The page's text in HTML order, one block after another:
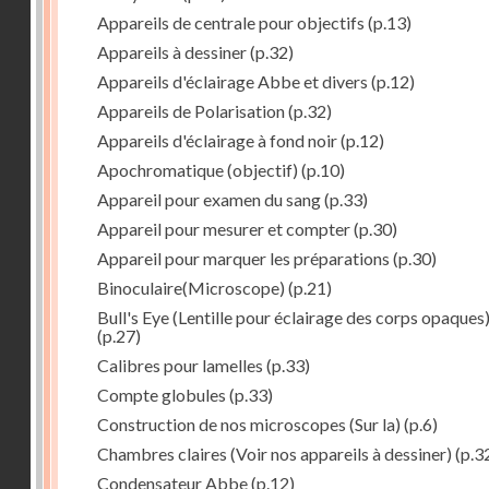
Appareils de centrale pour objectifs (p.13)
Appareils à dessiner(p.32)
Appareils d'éclairage Abbe et divers (p.12)
Appareils de Polarisation(p.32)
Appareils d'éclairage à fond noir(p.12)
Apochromatique (objectif) (p.10)
Appareil pour examen du sang(p.33)
Appareil pour mesurer et compter(p.30)
Appareil pour marquer les préparations (p.30)
Binoculaire(Microscope) (p.21)
Bull's Eye (Lentille pour éclairage des corps opaques)
(p.27)
Calibres pour lamelles (p.33)
Compte globules (p.33)
Construction de nos microscopes (Sur la) (p.6)
Chambres claires (Voir nos appareils à dessiner)
Condensateur Abbe(p.12)